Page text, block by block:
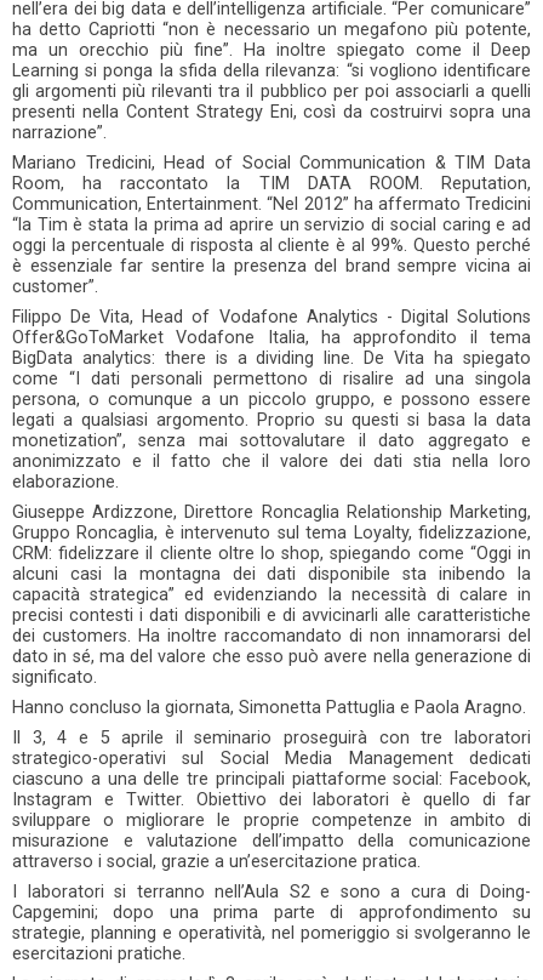
nell’era dei big data e dell’intelligenza artificiale. “Per comunicare”
ha detto Capriotti “non è necessario un megafono più potente,
ma un orecchio più fine”. Ha inoltre spiegato come il Deep
Learning si ponga la sfida della rilevanza: “si vogliono identificare
gli argomenti più rilevanti tra il pubblico per poi associarli a quelli
presenti nella Content Strategy Eni, così da costruirvi sopra una
narrazione”.
Mariano Tredicini, Head of Social Communication & TIM Data
Room, ha raccontato la TIM DATA ROOM. Reputation,
Communication, Entertainment. “Nel 2012” ha affermato Tredicini
“la Tim è stata la prima ad aprire un servizio di social caring e ad
oggi la percentuale di risposta al cliente è al 99%. Questo perché
è essenziale far sentire la presenza del brand sempre vicina ai
customer”.
Filippo De Vita, Head of Vodafone Analytics - Digital Solutions
Offer&GoToMarket Vodafone Italia, ha approfondito il tema
BigData analytics: there is a dividing line. De Vita ha spiegato
come “I dati personali permettono di risalire ad una singola
persona, o comunque a un piccolo gruppo, e possono essere
legati a qualsiasi argomento. Proprio su questi si basa la data
monetization”, senza mai sottovalutare il dato aggregato e
anonimizzato e il fatto che il valore dei dati stia nella loro
elaborazione.
Giuseppe Ardizzone, Direttore Roncaglia Relationship Marketing,
Gruppo Roncaglia, è intervenuto sul tema Loyalty, fidelizzazione,
CRM: fidelizzare il cliente oltre lo shop, spiegando come “Oggi in
alcuni casi la montagna dei dati disponibile sta inibendo la
capacità strategica” ed evidenziando la necessità di calare in
precisi contesti i dati disponibili e di avvicinarli alle caratteristiche
dei customers. Ha inoltre raccomandato di non innamorarsi del
dato in sé, ma del valore che esso può avere nella generazione di
significato.
Hanno concluso la giornata, Simonetta Pattuglia e Paola Aragno.
Il 3, 4 e 5 aprile il seminario proseguirà con tre laboratori
strategico-operativi sul Social Media Management dedicati
ciascuno a una delle tre principali piattaforme social: Facebook,
Instagram e Twitter. Obiettivo dei laboratori è quello di far
sviluppare o migliorare le proprie competenze in ambito di
misurazione e valutazione dell’impatto della comunicazione
attraverso i social, grazie a un’esercitazione pratica.
I laboratori si terranno nell’Aula S2 e sono a cura di Doing-
Capgemini; dopo una prima parte di approfondimento su
strategie, planning e operatività, nel pomeriggio si svolgeranno le
esercitazioni pratiche.